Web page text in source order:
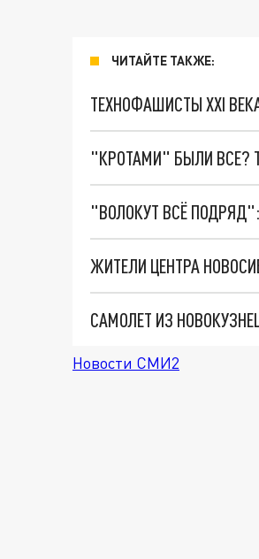
ЧИТАЙТЕ ТАКЖЕ:
ТЕХНОФАШИСТЫ XXI
"КРОТАМИ" БЫЛИ ВСЕ?
Новости СМИ2